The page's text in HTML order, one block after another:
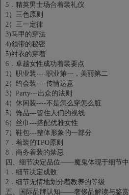
5．精英男士场合着装礼仪
1）三色原则
2）三一定律
3)马甲的穿法
4)领带的秘密
5)衬衣的穿着
6．卓越女性成功着装要点
1）职业装----职业第一，美丽第二
2）约会装----传情达意
3）Party---出众的法则
4）休闲装----不是怎么穿怎么脏
5）饰品---管住人们的视线
6）丝巾---搭配优雅女性
7）鞋包---整体形象的一部分
7．着装的TPO原则
8．商务着装的禁忌
四、细节决定品位——魔鬼体现于细节中
1．细节决定成败
2．细节无情地划分着教养的等级
五、国际品牌认知——奢侈品解读与鉴赏